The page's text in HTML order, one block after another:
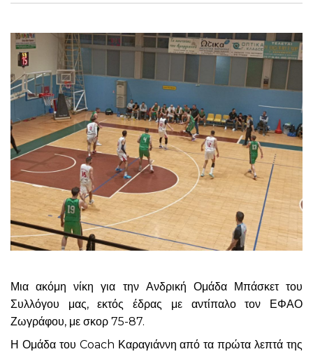
Μια ακόμη νίκη για την Ανδρική Ομάδα Μπάσκετ του
Συλλόγου μας, εκτός έδρας με αντίπαλο τον ΕΦΑΟ
Ζωγράφου, με σκορ 75-87.
Η Ομάδα του Coach Καραγιάννη από τα πρώτα λεπτά της